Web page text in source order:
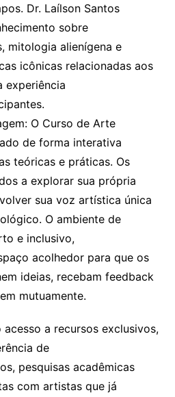
Dr. Laílson Santos
sobre
mitologia alienígena e
icônicas relacionadas aos
experiência
O Curso de Arte
de forma interativa
teóricas e práticas. Os
a explorar sua própria
sua voz artística única
O ambiente de
e inclusivo,
acolhedor para que os
ideias, recebam feedback
mutuamente.
a recursos exclusivos,
de
pesquisas acadêmicas
com artistas que já